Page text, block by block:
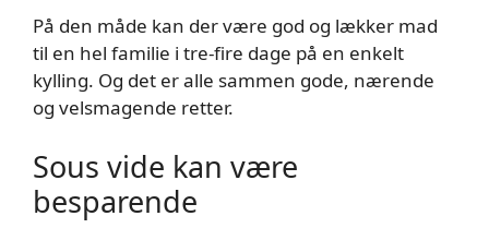
På den måde kan der være god og lækker mad
til en hel familie i tre-fire dage på en enkelt
kylling. Og det er alle sammen gode, nærende
og velsmagende retter.
Sous vide kan være
besparende